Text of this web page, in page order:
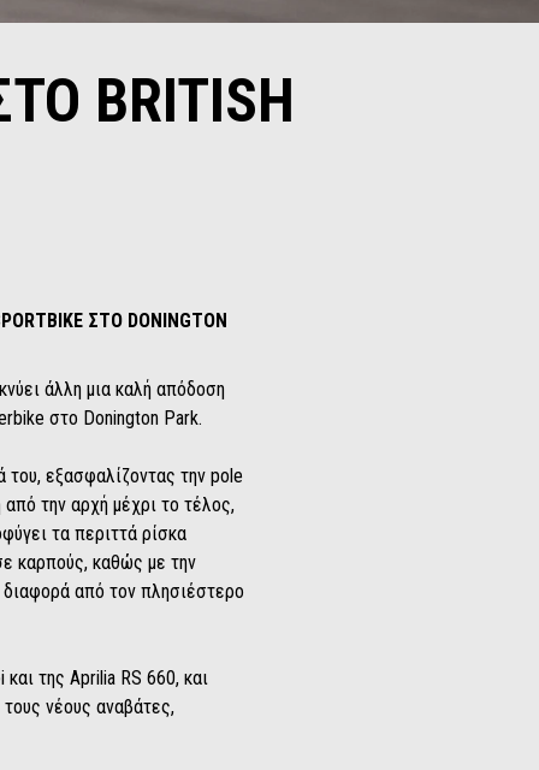
BRITISH
ΣΤΟ DONINGTON
άλλη μια καλή απόδοση
στο Donington Park.
εξασφαλίζοντας την pole
την αρχή μέχρι το τέλος,
τα περιττά ρίσκα
καρπούς, καθώς με την
από τον πλησιέστερο
και της Aprilia RS 660, και
νέους αναβάτες,